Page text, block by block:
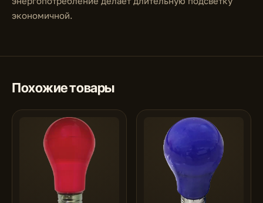
экономичной.
Похожие товары